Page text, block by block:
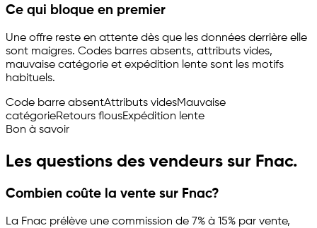
Ce qui bloque en premier
Une offre reste en attente dès que les données derrière elle
sont maigres. Codes barres absents, attributs vides,
mauvaise catégorie et expédition lente sont les motifs
habituels.
Code barre absentAttributs videsMauvaise
catégorieRetours flousExpédition lente
Bon à savoir
Les questions des vendeurs sur Fnac.
Combien coûte la vente sur Fnac?
La Fnac prélève une commission de 7% à 15% par vente,